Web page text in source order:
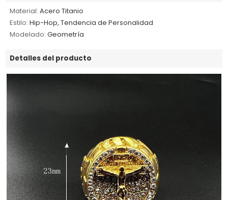
Material: Acero Titanio
Estilo: Hip-Hop, Tendencia de Personalidad
Modelado: Geometría
Detalles del producto